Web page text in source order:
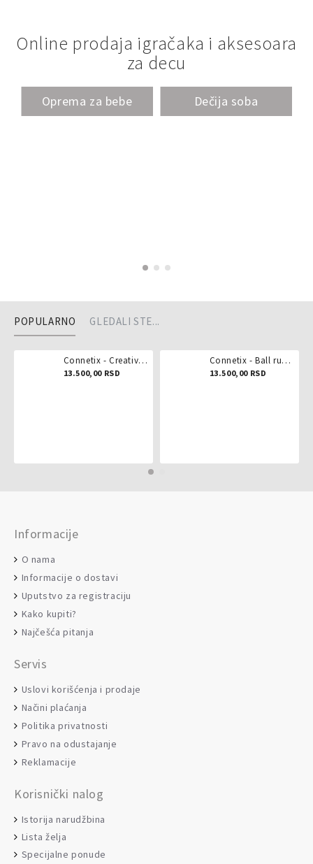
Online prodaja igračaka i aksesoara
za decu
Oprema za bebe Dečija soba
POPULARNO GLEDALI STE...
Connetix - Creative pack 102 dela
13.500,00 RSD
Connetix - Ball run pastel 106 delova
13.500,00 RSD
Informacije
O nama
Informacije o dostavi
Uputstvo za registraciju
Kako kupiti?
Najčešća pitanja
Servis
Uslovi korišćenja i prodaje
Načini plaćanja
Politika privatnosti
Pravo na odustajanje
Reklamacije
Korisnički nalog
Istorija narudžbina
Lista želja
Specijalne ponude